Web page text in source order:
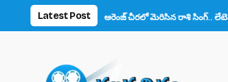
Latest Post
ఆరెంజ్ చీరలో మెరిసిన రాశి సింగ్.. లేటెస్ట్ ఫొటోలు వైరల్